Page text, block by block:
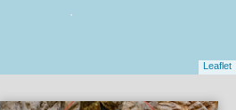
Leaflet